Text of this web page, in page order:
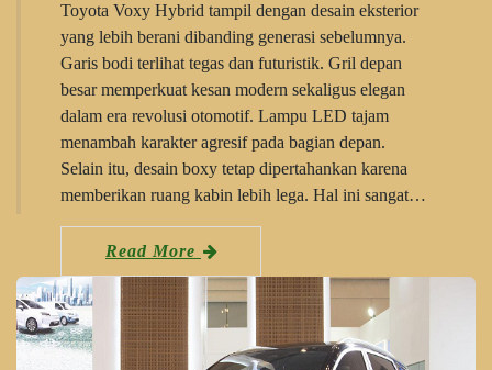
Toyota Voxy Hybrid tampil dengan desain eksterior
yang lebih berani dibanding generasi sebelumnya.
Garis bodi terlihat tegas dan futuristik. Gril depan
besar memperkuat kesan modern sekaligus elegan
dalam era revolusi otomotif. Lampu LED tajam
menambah karakter agresif pada bagian depan.
Selain itu, desain boxy tetap dipertahankan karena
memberikan ruang kabin lebih lega. Hal ini sangat…
Read More